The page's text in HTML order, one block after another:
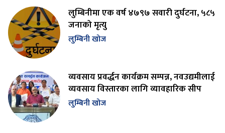
लुम्बिनीमा एक वर्ष ४७९७ सवारी दुर्घटना, ५८५
जनाको मृत्यु
लुम्बिनी खोज
व्यवसाय प्रवर्द्धन कार्यक्रम सम्पन्न, नवउद्यमीलाई
व्यवसाय विस्तारका लागि व्यावहारिक सीप
लुम्बिनी खोज